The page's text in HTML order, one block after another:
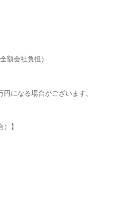
額会社負担）
になる場合がございます。
】